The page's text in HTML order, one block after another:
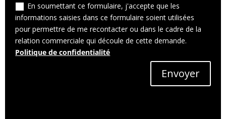
En soumettant ce formulaire, j'accepte que les
informations saisies dans ce formulaire soient utilisées
pour permettre de me recontacter ou dans le cadre de la
relation commerciale qui découle de cette demande.
Politique de confidentialité
Envoyer